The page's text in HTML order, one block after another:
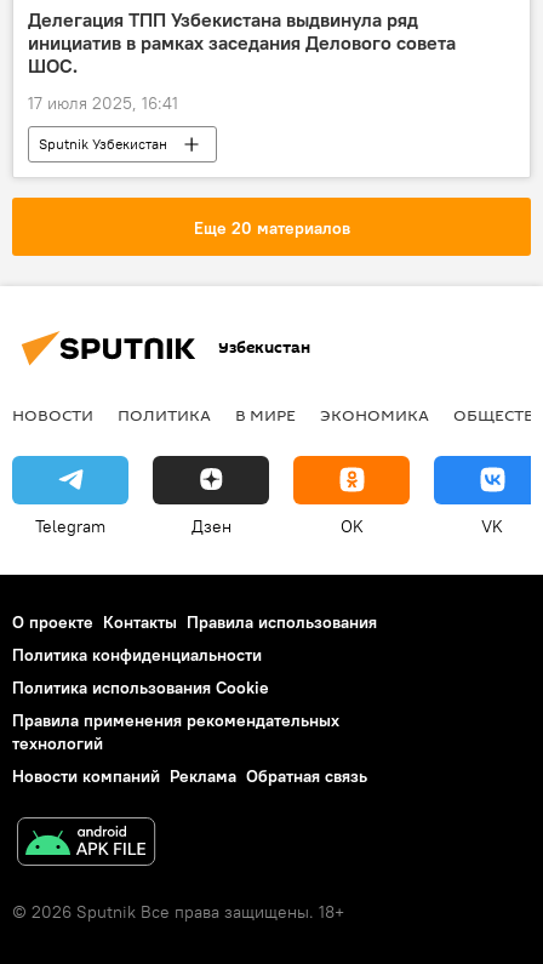
Запорожская область
Делегация ТПП Узбекистана выдвинула ряд
инициатив в рамках заседания Делового совета
ШОС.
17 июля 2025, 16:41
Sputnik Узбекистан
Еще 20 материалов
Узбекистан
НОВОСТИ ПОЛИТИКА В МИРЕ ЭКОНОМИКА
Telegram Дзен OK VK
О проекте Контакты Правила использования
Политика конфиденциальности
Политика использования Cookie
Правила применения рекомендательных
технологий
Новости компаний Реклама Обратная связь
© 2026 Sputnik Все права защищены. 18+